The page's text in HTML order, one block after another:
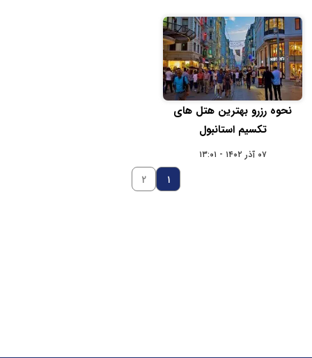
نحوه رزرو بهترین هتل های
تکسیم استانبول
۰۷ آذر ۱۴۰۲ - ۱۳:۰۱
۱ ۲